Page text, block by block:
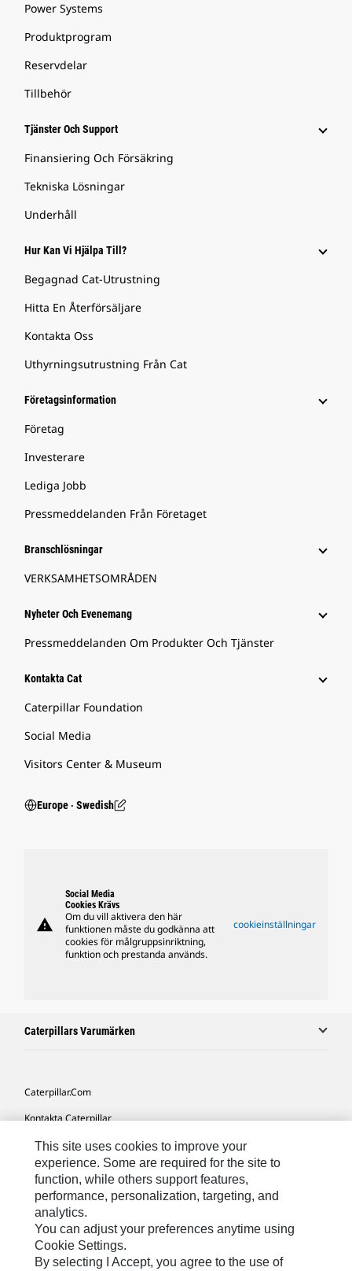
Power Systems
Produktprogram
Reservdelar
Tillbehör
Tjänster Och Support
Finansiering Och Försäkring
Tekniska Lösningar
Underhåll
Hur Kan Vi Hjälpa Till?
Begagnad Cat-Utrustning
Hitta En Återförsäljare
Kontakta Oss
Uthyrningsutrustning Från Cat
Företagsinformation
Företag
Investerare
Lediga Jobb
Pressmeddelanden Från Företaget
Branschlösningar
VERKSAMHETSOMRÅDEN
Nyheter Och Evenemang
Pressmeddelanden Om Produkter Och Tjänster
Kontakta Cat
Caterpillar Foundation
Social Media
Visitors Center & Museum
Europe ‧ Swedish
warning
Social Media
Cookies Krävs
Om du vill aktivera den här
funktionen måste du godkänna att
cookies för målgruppsinriktning,
funktion och prestanda används.
cookieinställningar
Caterpillars Varumärken
Caterpillar.com
Kontakta Caterpillar
Mina Marknadsföringspreferenser
Platskarta
Cookie Settings
Juridiskt
Sekretess
This site uses cookies to improve your
experience. Some are required for the site to
function, while others support features,
performance, personalization, targeting, and
analytics.
You can adjust your preferences anytime using
Cookie Settings.
By selecting I Accept, you agree to the use of